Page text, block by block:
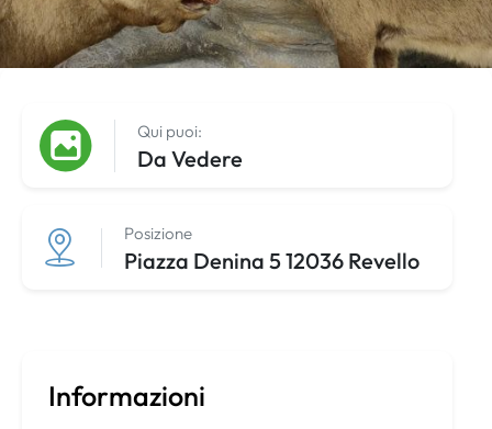
Qui puoi:
Da Vedere
Posizione
Piazza Denina 5 12036 Revello
Informazioni